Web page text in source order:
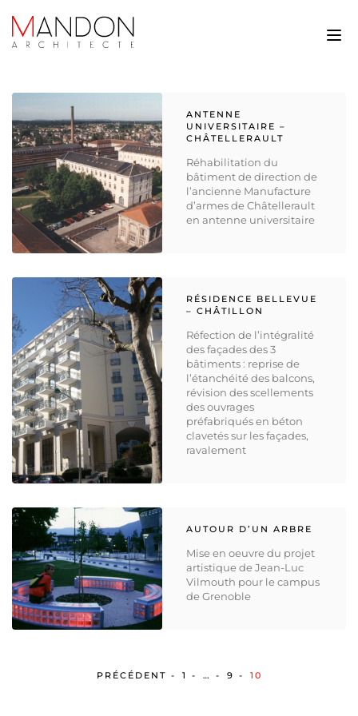
ANTENNE
UNIVERSITAIRE –
CHÂTELLERAULT
Réhabilitation du
bâtiment de direction de
l’ancienne Manufacture
d’armes de Châtellerault
en antenne universitaire
RÉSIDENCE BELLEVUE
– CHÂTILLON
Réfection de l’intégralité
des façades des 3
bâtiments : reprise de
l’étanchéité des balcons,
révision des scellements
des ouvrages
préfabriqués en béton
clavetés sur les façades,
ravalement
AUTOUR D’UN ARBRE
Mise en oeuvre du projet
artistique de Jean-Luc
Vilmouth pour le campus
de Grenoble
PRÉCÉDENT 1 … 9 10